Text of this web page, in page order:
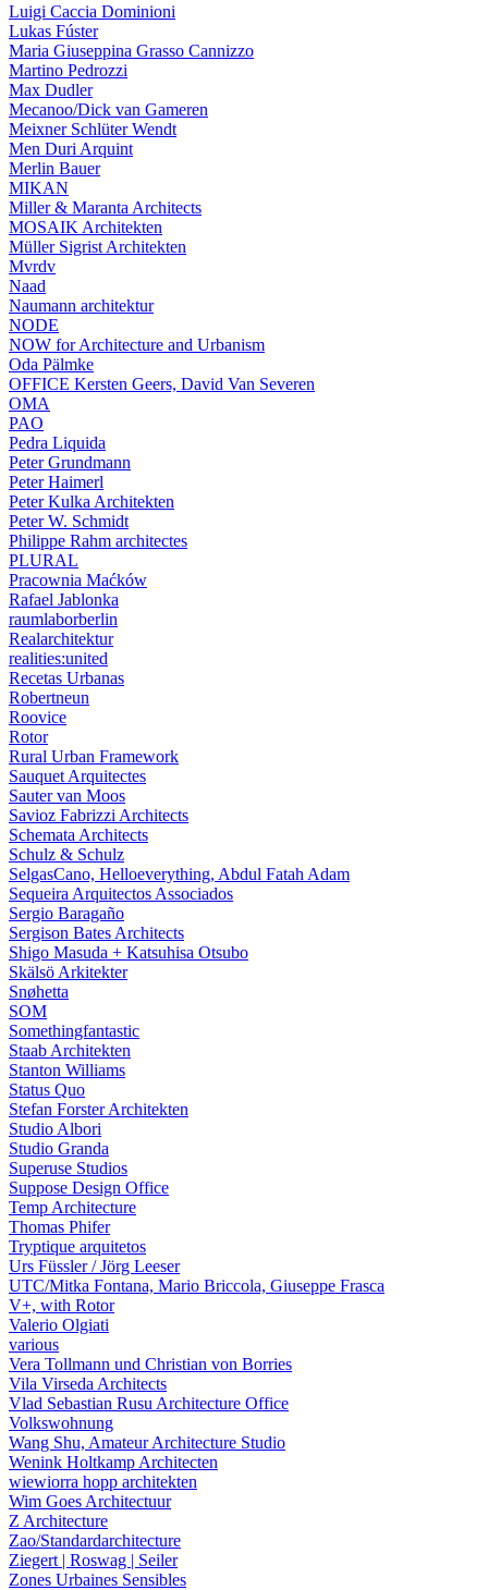
Luigi Caccia Dominioni
Lukas Fúster
Maria Giuseppina Grasso Cannizzo
Martino Pedrozzi
Max Dudler
Mecanoo/Dick van Gameren
Meixner Schlüter Wendt
Men Duri Arquint
Merlin Bauer
MIKAN
Miller & Maranta Architects
MOSAIK Architekten
Müller Sigrist Architekten
Mvrdv
Naad
Naumann architektur
NODE
NOW for Architecture and Urbanism
Oda Pälmke
OFFICE Kersten Geers, David Van Severen
OMA
PAO
Pedra Liquida
Peter Grundmann
Peter Haimerl
Peter Kulka Architekten
Peter W. Schmidt
Philippe Rahm architectes
PLURAL
Pracownia Maćków
Rafael Jablonka
raumlaborberlin
Realarchitektur
realities:united
Recetas Urbanas
Robertneun
Roovice
Rotor
Rural Urban Framework
Sauquet Arquitectes
Sauter van Moos
Savioz Fabrizzi Architects
Schemata Architects
Schulz & Schulz
SelgasCano, Helloeverything, Abdul Fatah Adam
Sequeira Arquitectos Associados
Sergio Baragaño
Sergison Bates Architects
Shigo Masuda + Katsuhisa Otsubo
Skälsö Arkitekter
Snøhetta
SOM
Somethingfantastic
Staab Architekten
Stanton Williams
Status Quo
Stefan Forster Architekten
Studio Albori
Studio Granda
Superuse Studios
Suppose Design Office
Temp Architecture
Thomas Phifer
Tryptique arquitetos
Urs Füssler / Jörg Leeser
UTC/Mitka Fontana, Mario Briccola, Giuseppe Frasca
V+, with Rotor
Valerio Olgiati
various
Vera Tollmann und Christian von Borries
Vila Virseda Architects
Vlad Sebastian Rusu Architecture Office
Volkswohnung
Wang Shu, Amateur Architecture Studio
Wenink Holtkamp Architecten
wiewiorra hopp architekten
Wim Goes Architectuur
Z Architecture
Zao/Standardarchitecture
Ziegert | Roswag | Seiler
Zones Urbaines Sensibles